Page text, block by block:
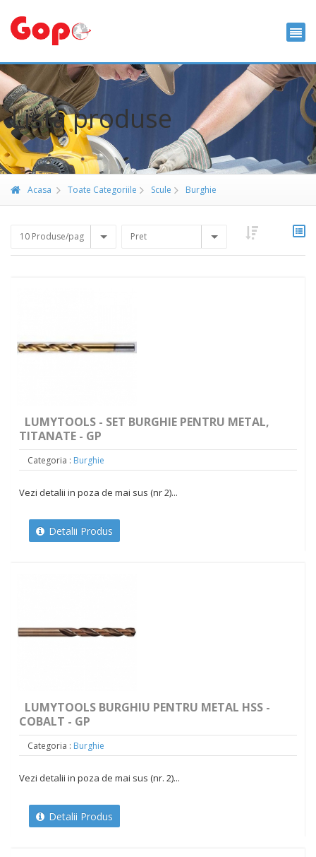
Lista produse
Acasa Toate Categoriile Scule Burghie
10 Produse/pag Pret
LUMYTOOLS - SET BURGHIE PENTRU METAL,
TITANATE - GP
Categoria : Burghie
Vezi detalii in poza de mai sus (nr 2)...
Detalii Produs
LUMYTOOLS BURGHIU PENTRU METAL HSS -
COBALT - GP
Categoria : Burghie
Vezi detalii in poza de mai sus (nr. 2)...
Detalii Produs